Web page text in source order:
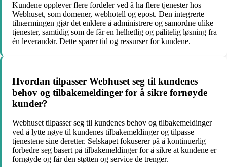
Kundene opplever flere fordeler ved å ha flere tjenester hos
Webhuset, som domener, webhotell og epost. Den integrerte
tilnærmingen gjør det enklere å administrere og samordne ulike
tjenester, samtidig som de får en helhetlig og pålitelig løsning fra
én leverandør. Dette sparer tid og ressurser for kundene.
Hvordan tilpasser Webhuset seg til kundenes
behov og tilbakemeldinger for å sikre fornøyde
kunder?
Webhuset tilpasser seg til kundenes behov og tilbakemeldinger
ved å lytte nøye til kundenes tilbakemeldinger og tilpasse
tjenestene sine deretter. Selskapet fokuserer på å kontinuerlig
forbedre seg basert på tilbakemeldinger for å sikre at kundene er
fornøyde og får den støtten og service de trenger.